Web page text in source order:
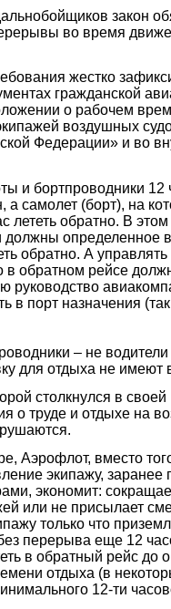
закон
во время
жестко
гражданской
о рабочем
воздушных
Федерации» и во
и бортпроводники 12
а самолет (борт), на
лететь обратно. В
должны определенное
обратно. А
в обратном рейсе
руководство
в порт назначения
– не
для отдыха не имеют
столкнулся в
о труде и отдыхе на
Аэрофлот, вместо
экипажу,
экономит:
или не присылает
только что
перерыва еще 12
в обратный рейс до
отдыха (в
12-ти